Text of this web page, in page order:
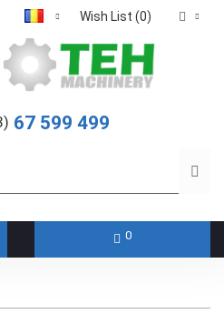
Wish List (0)
67 599 499
0